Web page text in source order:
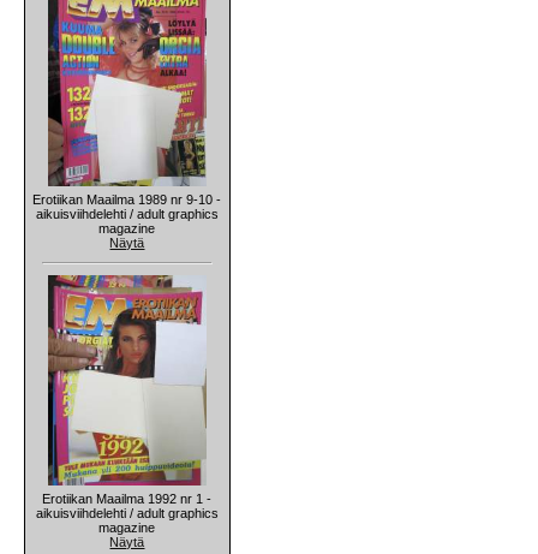
Erotiikan Maailma 1989 nr 9-10 -
aikuisviihdelehti / adult graphics
magazine
Näytä
Erotiikan Maailma 1992 nr 1 -
aikuisviihdelehti / adult graphics
magazine
Näytä